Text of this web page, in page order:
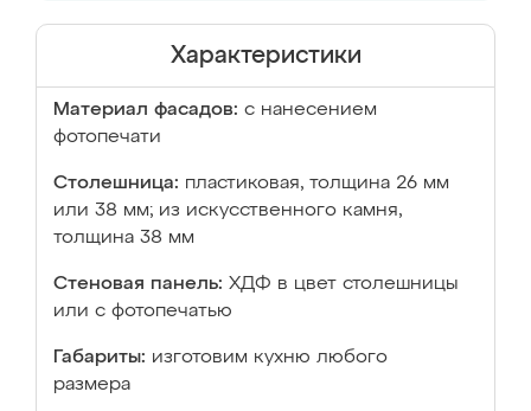
Характеристики
Материал фасадов: с нанесением
фотопечати
Столешница: пластиковая, толщина 26 мм
или 38 мм; из искусственного камня,
толщина 38 мм
Стеновая панель: ХДФ в цвет столешницы
или с фотопечатью
Габариты: изготовим кухню любого
размера